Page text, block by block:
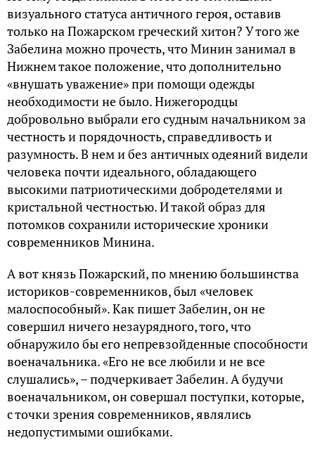
визуального статуса античного героя, оставив
только на Пожарском греческий хитон? У того же
Забелина можно прочесть, что Минин занимал в
Нижнем такое положение, что дополнительно
«внушать уважение» при помощи одежды
необходимости не было. Нижегородцы
добровольно выбрали его судным начальником за
честность и порядочность, справедливость и
разумность. В нем и без античных одеяний видели
человека почти идеального, обладающего
высокими патриотическими добродетелями и
кристальной честностью. И такой образ для
потомков сохранили исторические хроники
современников Минина.
А вот князь Пожарский, по мнению большинства
историков-современников, был «человек
малоспособный». Как пишет Забелин, он не
совершил ничего незаурядного, того, что
обнаружило бы его непревзойденные способности
военачальника. «Его не все любили и не все
слушались», – подчеркивает Забелин. А будучи
военачальником, он совершал поступки, которые,
с точки зрения современников, являлись
недопустимыми ошибками.